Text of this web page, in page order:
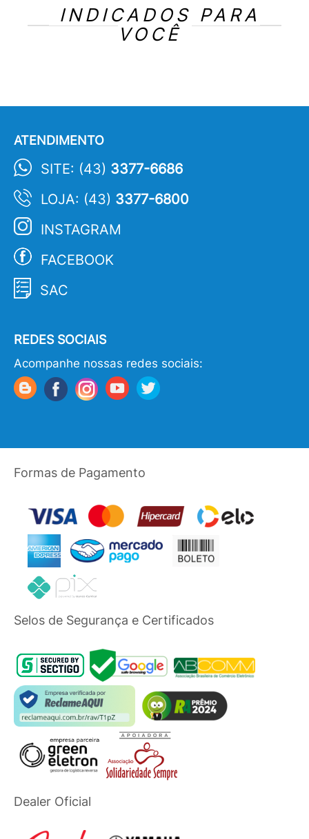
INDICADOS PARA
VOCÊ
ATENDIMENTO
SITE: (43) 3377-6686
LOJA: (43) 3377-6800
INSTAGRAM
FACEBOOK
SAC
REDES SOCIAIS
Acompanhe nossas redes sociais:
Formas de Pagamento
Selos de Segurança e Certificados
Dealer Oficial